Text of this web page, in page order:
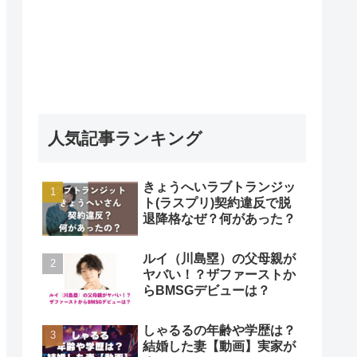
人気記事ランキング
きょうへいラブトランジッ
ト(ラスプリ)契約違反で脱
退降格なぜ？何があった？
ルイ（川島塁）の父母親が
ヤバい！？ザファーストか
らBMSGデビューは？
しゃるるの年齢や学歴は？
結婚した妻【動画】実家が